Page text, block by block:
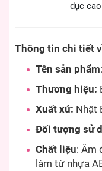
dục
Thông tin chi tiết
Tên sản phẩm
Thương hiệu:
Xuất xứ: Nhật
Đối tượng sử
Chất liệu: Âm
làm từ nhựa